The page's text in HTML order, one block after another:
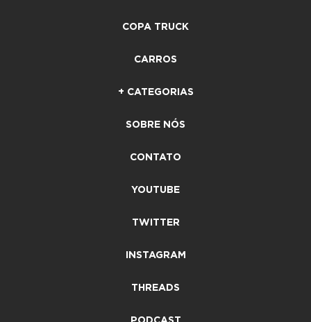
COPA TRUCK
CARROS
+ CATEGORIAS
SOBRE NÓS
CONTATO
YOUTUBE
TWITTER
INSTAGRAM
THREADS